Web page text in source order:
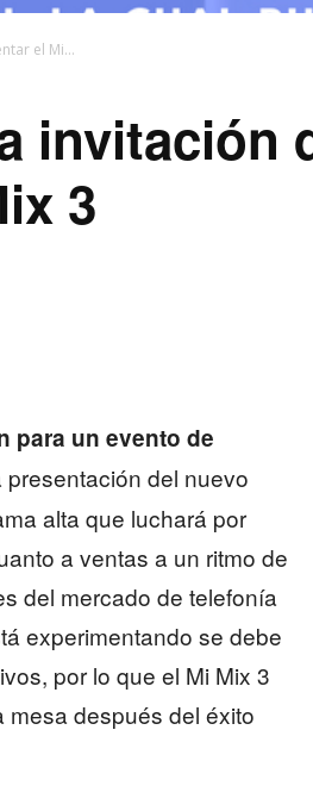
el Mi...
invitación
3
para un evento de
del nuevo
alta que luchará por
a ventas a un ritmo de
del mercado de telefonía
experimentando se debe
por lo que el Mi Mix 3
mesa después del éxito